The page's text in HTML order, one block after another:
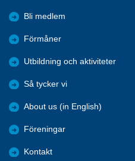
Bli medlem
Förmåner
Utbildning och aktiviteter
Så tycker vi
About us (in English)
Föreningar
Kontakt